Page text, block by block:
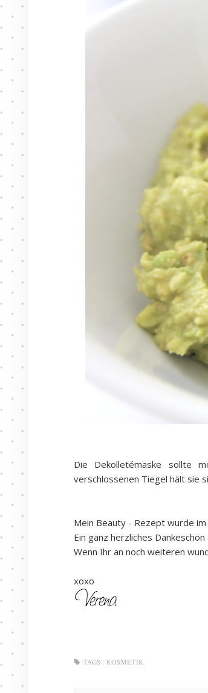
Die Dekolletémaske sollte
verschlossenen Tiegel hält sie
Mein Beauty - Rezept wurde im
Ein ganz herzliches
Wenn Ihr an noch weiteren
xoxo
TAGS : KOSMETIK